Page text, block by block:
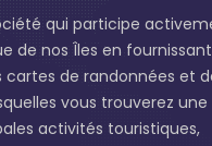
qui participe
de nos Îles en
cartes de randonnées et
vous trouverez une
activités touristiques,